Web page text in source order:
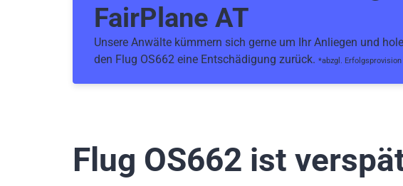
FairPlane AT
Unsere Anwälte kümmern sich gerne um Ihr Anliegen und
den Flug OS662 eine Entschädigung zurück. *abzgl. Erfolgsprovision
Flug OS662 ist